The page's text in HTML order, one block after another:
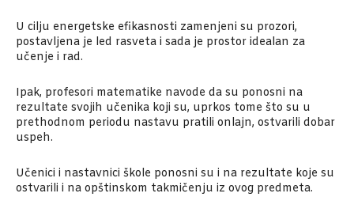
U cilju energetske efikasnosti zamenjeni su prozori,
postavljena je led rasveta i sada je prostor idealan za
učenje i rad.
Ipak, profesori matematike navode da su ponosni na
rezultate svojih učenika koji su, uprkos tome što su u
prethodnom periodu nastavu pratili onlajn, ostvarili dobar
uspeh.
Učenici i nastavnici škole ponosni su i na rezultate koje su
ostvarili i na opštinskom takmičenju iz ovog predmeta.